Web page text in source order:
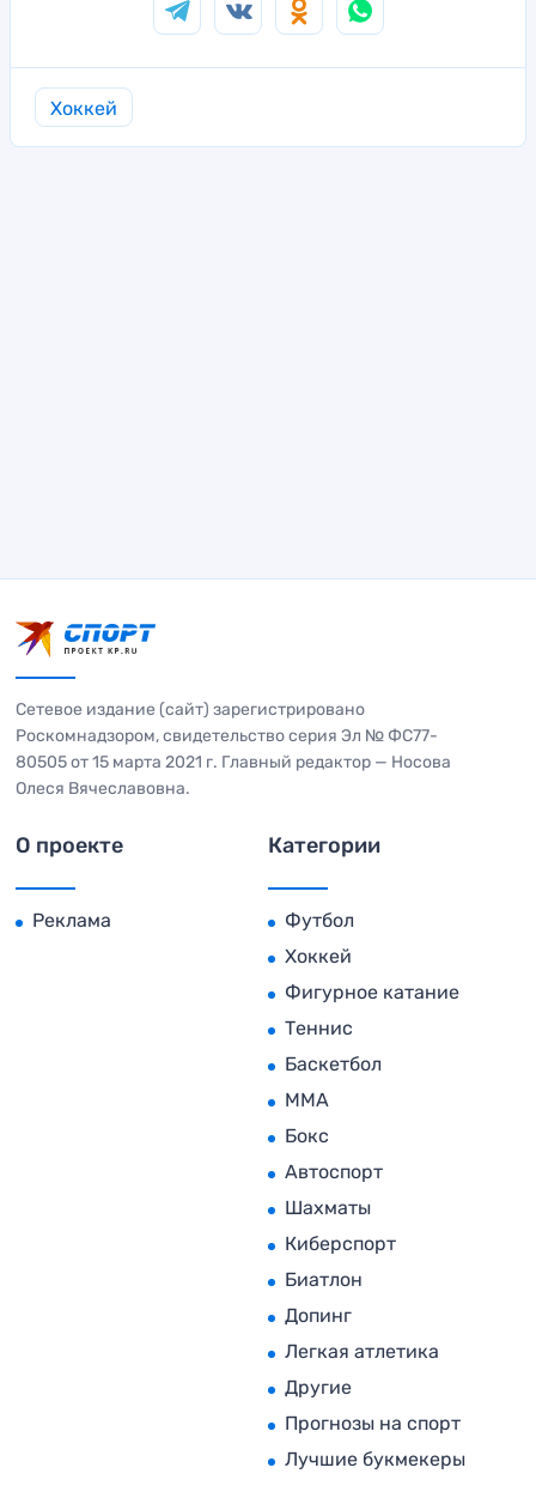
Хоккей
Сетевое издание (сайт) зарегистрировано
Роскомнадзором, свидетельство серия Эл № ФС77-
80505 от 15 марта 2021 г. Главный редактор — Носова
Олеся Вячеславовна.
О проекте
Реклама
Категории
Футбол
Хоккей
Фигурное катание
Теннис
Баскетбол
MMA
Бокс
Автоспорт
Шахматы
Киберспорт
Биатлон
Допинг
Легкая атлетика
Другие
Прогнозы на спорт
Лучшие букмекеры